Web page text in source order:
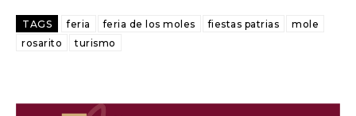
TAGS feria feria de los moles fiestas patrias
mole
rosarito
turismo